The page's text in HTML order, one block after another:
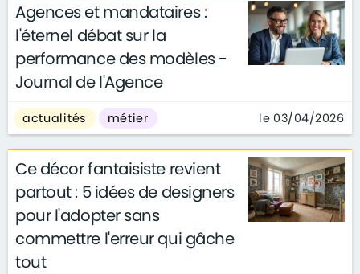
Agences et mandataires :
l'éternel débat sur la
performance des modèles -
Journal de l'Agence
actualités métier le 03/04/2026
Ce décor fantaisiste revient
partout : 5 idées de designers
pour l'adopter sans
commettre l'erreur qui gâche
tout